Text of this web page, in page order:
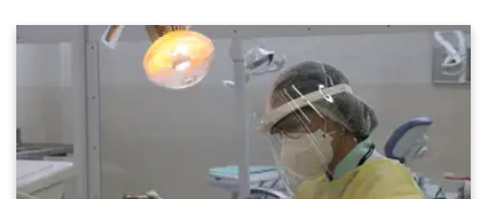
do deputado Iolando junto ao Governo do
Distrito Federal a criação da primeira
Secretaria da Pessoa com Deficiência no
Distrito Federal, um marco para o segmento
da pessoa com deficiência. Também foi eleito